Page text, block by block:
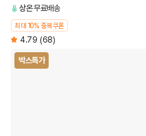
상온무료배송
최대 10% 중복쿠폰
4.79 (68)
박스특가